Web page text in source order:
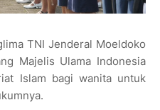
TNI Jenderal Moeldoko
Majelis Ulama Indonesia
Islam bagi wanita untuk